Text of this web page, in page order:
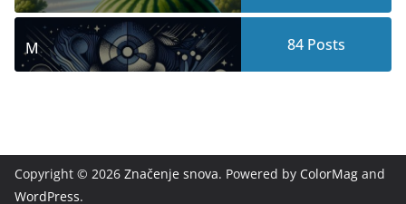
M 84Posts
Copyright © 2026 Značenje snova. Powered by ColorMag and
WordPress.